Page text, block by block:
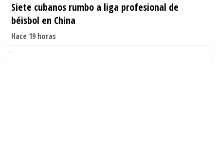
Siete cubanos rumbo a liga profesional de
béisbol en China
Hace 19 horas